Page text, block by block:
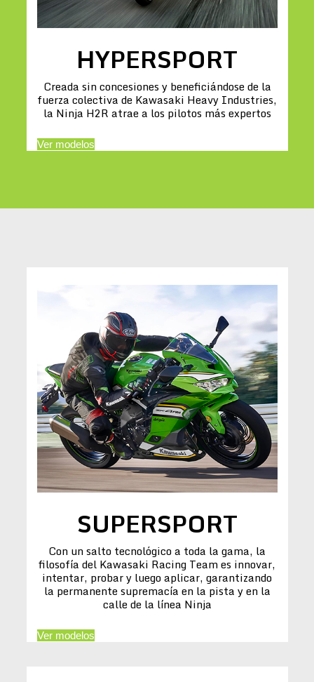
HYPERSPORT
Creada sin concesiones y beneficiándose de la
fuerza colectiva de Kawasaki Heavy Industries,
la Ninja H2R atrae a los pilotos más expertos
Ver modelos
SUPERSPORT
Con un salto tecnológico a toda la gama, la
filosofía del Kawasaki Racing Team es innovar,
intentar, probar y luego aplicar, garantizando
la permanente supremacía en la pista y en la
calle de la línea Ninja
Ver modelos